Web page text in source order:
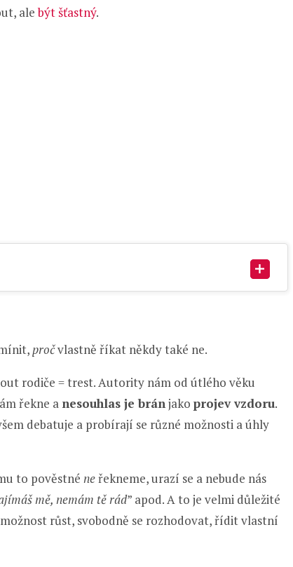
alebýt šťastný.
pročvlastně říkat někdy také ne.
rodiče = trest. Autority nám od útlého věku
řekne a nesouhlas je bránjako projev vzdoru.
debatuje a probírají se různé možnosti a úhly
to pověstné neřekneme, urazí se a nebude nás
mě, nemám tě rád” apod. A to je velmi důležité
růst, svobodně se rozhodovat, řídit vlastní